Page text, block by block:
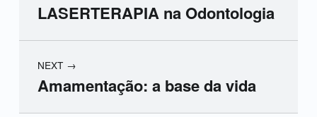
LASERTERAPIA na Odontologia
NEXT
Amamentação: a base da vida